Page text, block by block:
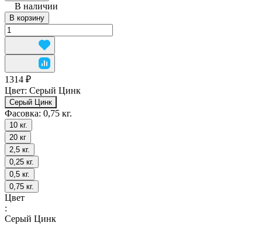
В наличии
В корзину
1314 ₽
Цвет: Серый Цинк
Серый Цинк
Фасовка: 0,75 кг.
10 кг.
20 кг
2,5 кг.
0,25 кг.
0,5 кг.
0,75 кг.
Цвет
:
Серый Цинк